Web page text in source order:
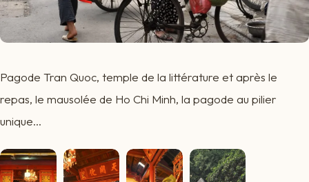
Pagode Tran Quoc, temple de la littérature et après le
repas, le mausolée de Ho Chi Minh, la pagode au pilier
unique…